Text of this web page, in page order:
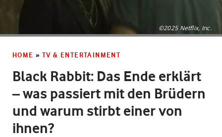
©2025 Netflix, Inc.
HOME » TV & ENTERTAINMENT
Black Rabbit: Das Ende erklärt
– was passiert mit den Brüdern
und warum stirbt einer von
ihnen?